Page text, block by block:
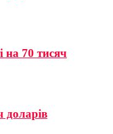
на 70 тисяч
доларів